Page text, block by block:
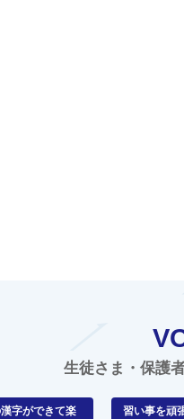
生徒さま・保護
字ができて楽
習い事を頑